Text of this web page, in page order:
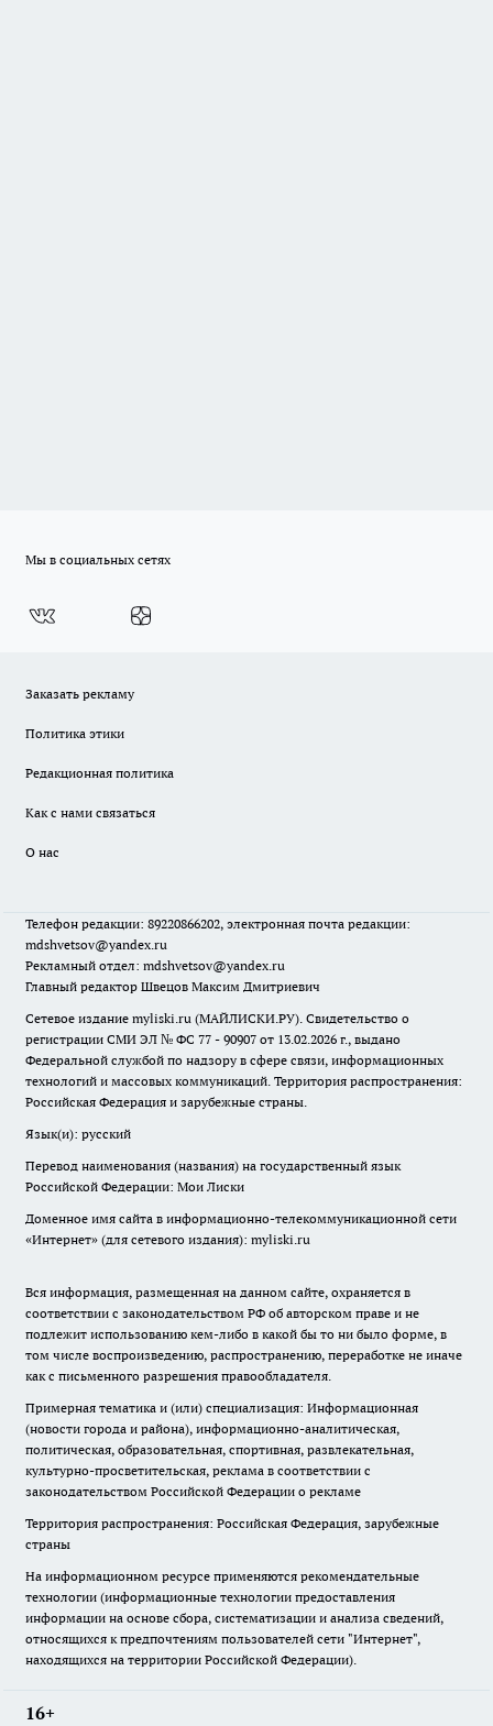
Мы в социальных сетях
Заказать рекламу
Политика этики
Редакционная политика
Как с нами связаться
О нас
Телефон редакции: 89220866202, электронная почта редакции:
mdshvetsov@yandex.ru
Рекламный отдел: mdshvetsov@yandex.ru
Главный редактор Швецов Максим Дмитриевич
Сетевое издание myliski.ru (МАЙЛИСКИ.РУ). Свидетельство о
регистрации СМИ ЭЛ № ФС 77 - 90907 от 13.02.2026 г., выдано
Федеральной службой по надзору в сфере связи, информационных
технологий и массовых коммуникаций. Территория распространения:
Российская Федерация и зарубежные страны.
Язык(и): русский
Перевод наименования (названия) на государственный язык
Российской Федерации: Мои Лиски
Доменное имя сайта в информационно-телекоммуникационной сети
«Интернет» (для сетевого издания): myliski.ru
Вся информация, размещенная на данном сайте, охраняется в
соответствии с законодательством РФ об авторском праве и не
подлежит использованию кем-либо в какой бы то ни было форме, в
том числе воспроизведению, распространению, переработке не иначе
как с письменного разрешения правообладателя.
Примерная тематика и (или) специализация: Информационная
(новости города и района), информационно-аналитическая,
политическая, образовательная, спортивная, развлекательная,
культурно-просветительская, реклама в соответствии с
законодательством Российской Федерации о рекламе
Территория распространения: Российская Федерация, зарубежные
страны
На информационном ресурсе применяются рекомендательные
технологии (информационные технологии предоставления
информации на основе сбора, систематизации и анализа сведений,
относящихся к предпочтениям пользователей сети "Интернет",
находящихся на территории Российской Федерации).
16+